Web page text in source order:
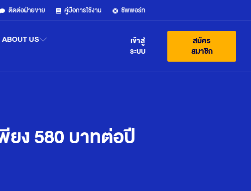
ติดต่อฝ่ายขาย คู่มือการใช้งาน ซัพพอร์ท
ABOUT US
เข้าสู่
ระบบ
สมัคร
สมาชิก
ยง 580 บาทต่อปี